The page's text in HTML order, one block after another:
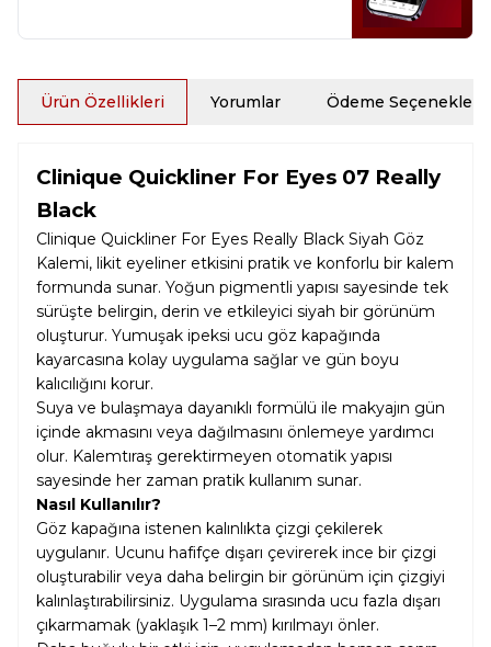
Ürün Özellikleri Yorumlar Ödeme Seçenekleri
Clinique Quickliner For Eyes 07 Really
Black
Clinique Quickliner For Eyes Really Black Siyah Göz
Kalemi, likit eyeliner etkisini pratik ve konforlu bir kalem
formunda sunar. Yoğun pigmentli yapısı sayesinde tek
sürüşte belirgin, derin ve etkileyici siyah bir görünüm
oluşturur. Yumuşak ipeksi ucu göz kapağında
kayarcasına kolay uygulama sağlar ve gün boyu
kalıcılığını korur.
Suya ve bulaşmaya dayanıklı formülü ile makyajın gün
içinde akmasını veya dağılmasını önlemeye yardımcı
olur. Kalemtıraş gerektirmeyen otomatik yapısı
sayesinde her zaman pratik kullanım sunar.
Nasıl Kullanılır?
Göz kapağına istenen kalınlıkta çizgi çekilerek
uygulanır. Ucunu hafifçe dışarı çevirerek ince bir çizgi
oluşturabilir veya daha belirgin bir görünüm için çizgiyi
kalınlaştırabilirsiniz. Uygulama sırasında ucu fazla dışarı
çıkarmamak (yaklaşık 1–2 mm) kırılmayı önler.